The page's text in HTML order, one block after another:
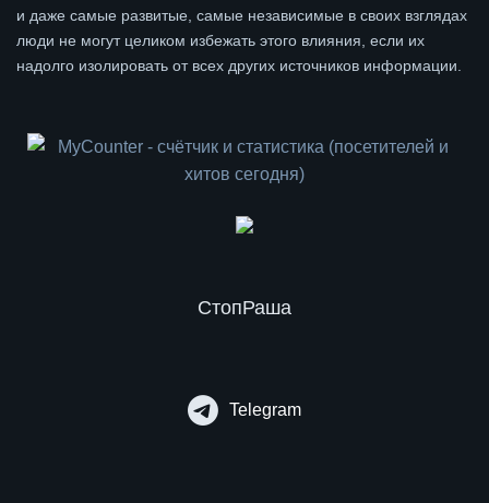
и даже самые развитые, самые независимые в своих взглядах
люди не могут целиком избежать этого влияния, если их
надолго изолировать от всех других источников информации.
СтопРаша
Telegram